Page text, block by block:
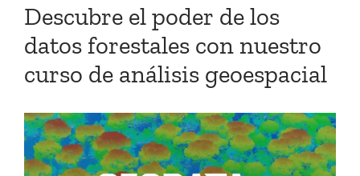
Descubre el poder de los
datos forestales con nuestro
curso de análisis geoespacial